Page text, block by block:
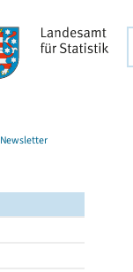
Newsletter